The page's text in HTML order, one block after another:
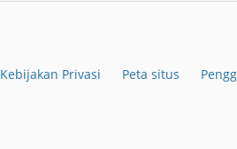
Kebijakan Privasi Peta situs